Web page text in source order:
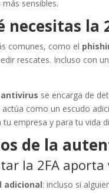
sensibles.
necesitas
comunes, como el
rescates. Incluso con
se encarga de
como un escudo
empresa y para tu vida
de la
la 2FA
adicional: incluso si